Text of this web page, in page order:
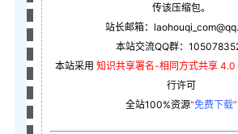
传该压缩包。
站长邮箱：
本站交流QQ群：
本站采用 知识共享署名-相同方式共享 4.0
行许可
全站100%资源“免费下载”